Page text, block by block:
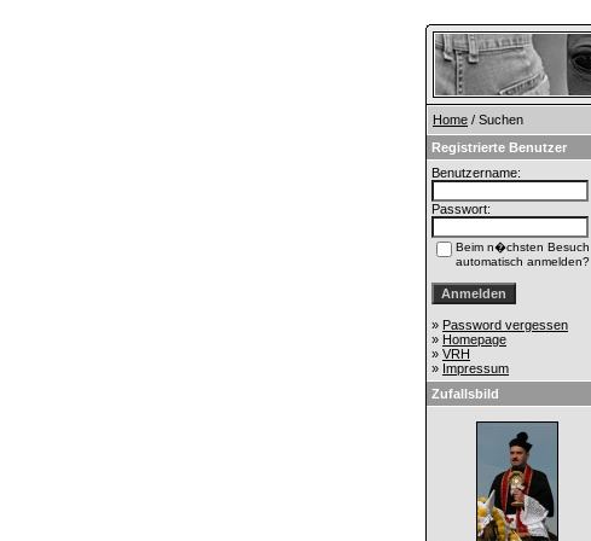
Home / Suchen
Registrierte Benutzer
Benutzername:
Passwort:
Beim n�chsten Besuch
automatisch anmelden?
» Password vergessen
» Homepage
» VRH
» Impressum
Zufallsbild